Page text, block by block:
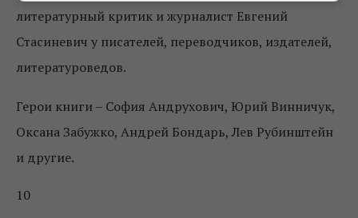
литературный критик и журналист Евгений
Стасиневич у писателей, переводчиков, издателей,
литературоведов.
Герои книги – София Андрухович, Юрий Винничук,
Оксана Забужко, Андрей Бондарь, Лев Рубинштейн
и другие.
10